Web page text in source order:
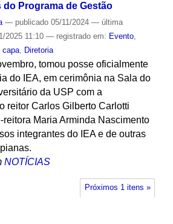
Programa de Gestão
— publicado05/11/2024 — última
2025 11:10 — registrado em: Evento,
capa, Diretoria
tomou posse oficialmente
do IEA, em cerimônia na Sala do
da USP com a
reitor Carlos Gilberto Carlotti
reitora Maria Arminda Nascimento
integrantes do IEA e de outras
NOTÍCIAS
Próximos 1 itens »